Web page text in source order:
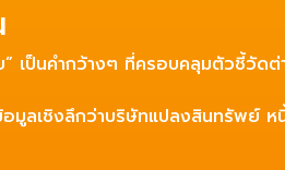
” เป็นคำกว้างๆ ที่ครอบคลุมตัวชี้วั
ลเชิงลึกว่าบริษัทแปลงสินทรัพย์ ห